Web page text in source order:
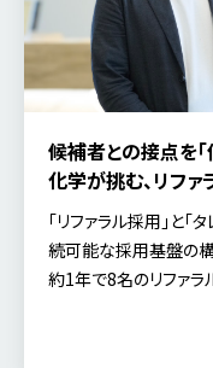
候補者との接点を
化学が挑む、リフ
統合戦略
「リファラル採用」と
続可能な採用基盤の
約1年で8名のリファラ
用基盤づくり」につい